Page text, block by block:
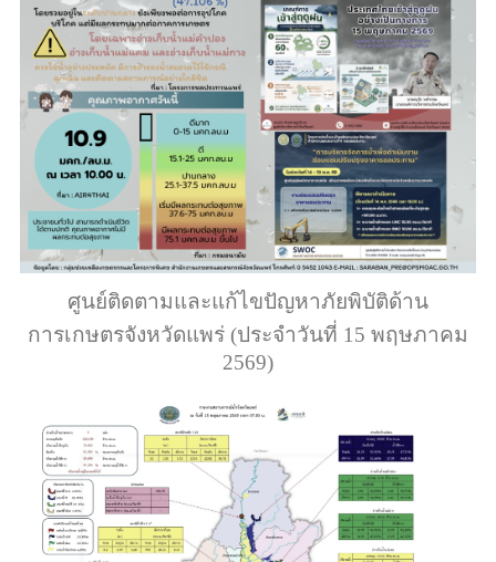
ศูนย์ติดตามและแก้ไขปัญหาภัยพิบัติด้าน
การเกษตรจังหวัดแพร่ (ประจำวันที่ 15 พฤษภาคม
2569)